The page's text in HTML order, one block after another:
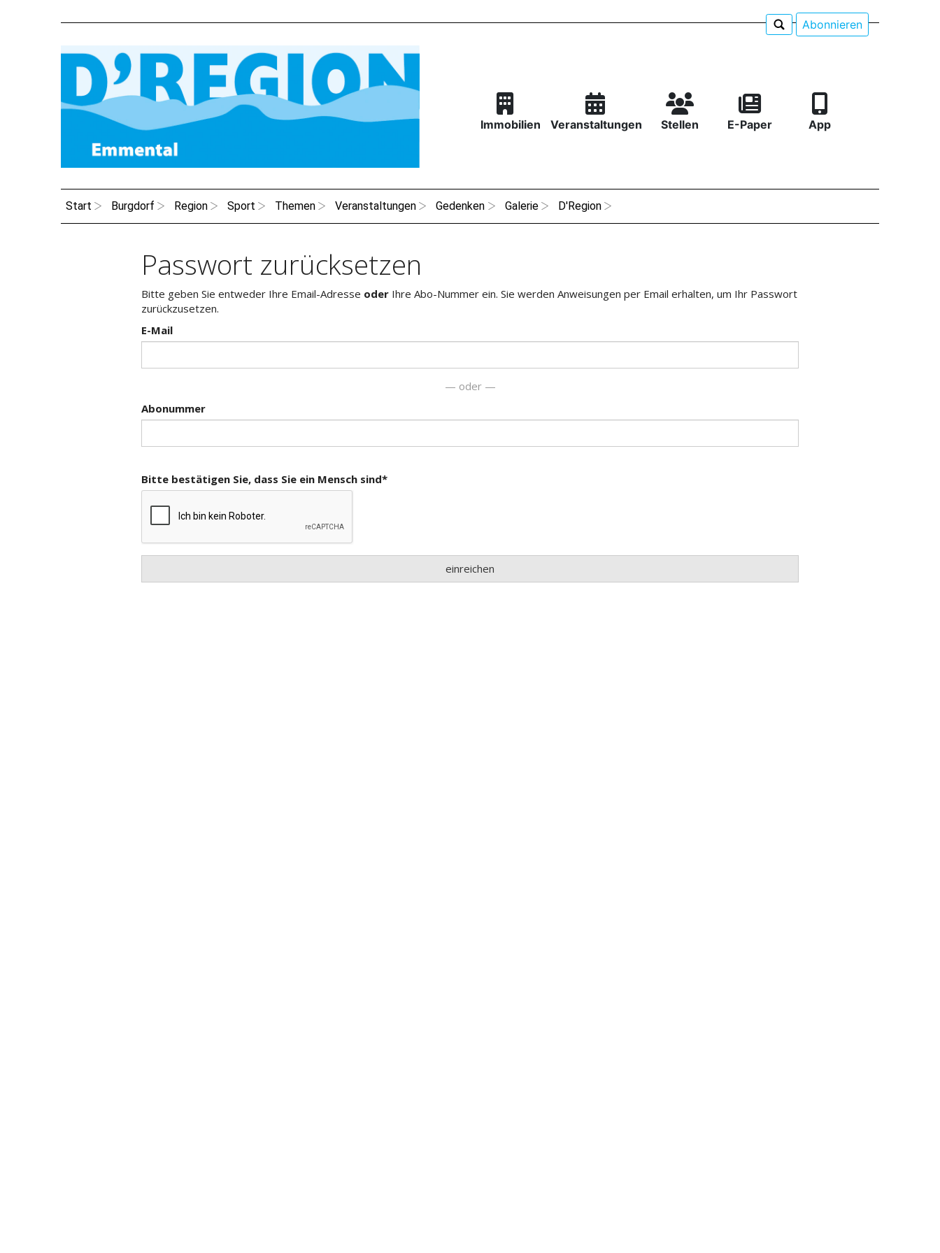
Abonnieren
Immobilien Veranstaltungen Stellen E-Paper App
Start Burgdorf Region Sport Themen Veranstaltungen Gedenken Galerie D'Region